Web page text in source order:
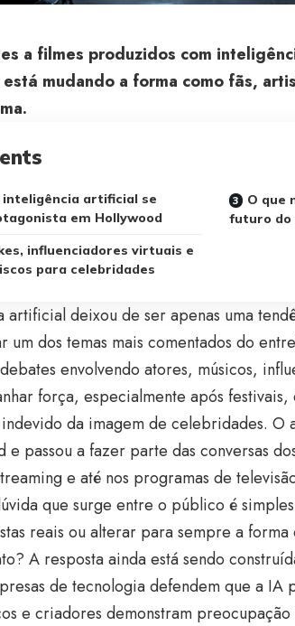
a filmes produzidos com
mudando a forma como fãs,
inteligência artificial se
em Hollywood
influenciadores virtuais e
para celebridades
O que
futuro
artificial deixou de ser apenas uma
um dos temas mais comentados do
envolvendo atores, músicos,
força, especialmente após festivais,
da imagem de celebridades. O
passou a fazer parte das conversas
e até nos programas de
que surge entre o público é
reais ou alterar para sempre a forma
A resposta ainda está sendo
de tecnologia defendem que a
e criadores demonstram